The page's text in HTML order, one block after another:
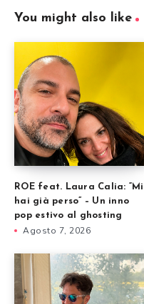
You might also like
ROE feat. Laura Calia: “Mi
hai già perso” – Un inno
pop estivo al ghosting
Agosto 7, 2026